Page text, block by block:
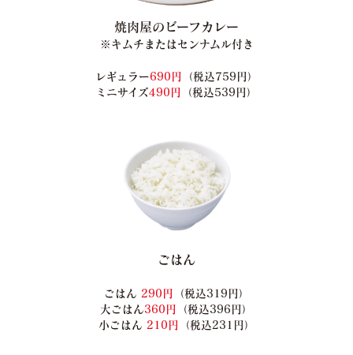
焼肉屋のビーフカレー
※キムチまたはセンナムル付き
レギュラー690円 （税込759円）
ミニサイズ490円 （税込539円）
ごはん
ごはん 290円 （税込319円）
大ごはん360円 （税込396円）
小ごはん 210円 （税込231円）